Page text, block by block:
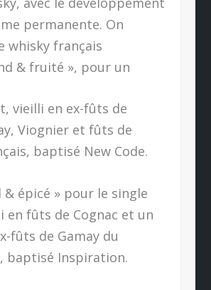
permanente. On
whisky français
& fruité », pour un
vieilli en ex-fûts de
Viognier et fûts de
baptisé New Code.
& épicé » pour le single
en fûts de Cognac et un
fûts de Gamay du
baptisé Inspiration.